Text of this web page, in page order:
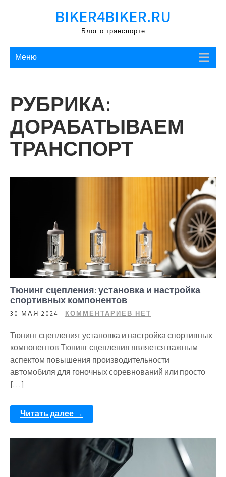
BIKER4BIKER.RU
Блог о транспорте
Меню
РУБРИКА:
ДОРАБАТЫВАЕМ
ТРАНСПОРТ
Тюнинг сцепления: установка и настройка
спортивных компонентов
30 МАЯ 2024 КОММЕНТАРИЕВ НЕТ
Тюнинг сцепления: установка и настройка спортивных
компонентов Тюнинг сцепления является важным
аспектом повышения производительности
автомобиля для гоночных соревнований или просто
[…]
Читать далее →